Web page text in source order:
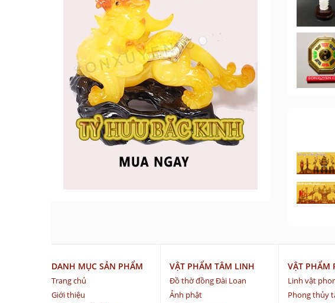
DANH MỤC SẢN PHẨM
Trang chủ
Giới thiệu
VẬT PHẨM TÂM LINH
Đồ thờ đồng Đài Loan
Ảnh phật
VẬT PHẨM
Linh vật
Phong thủy